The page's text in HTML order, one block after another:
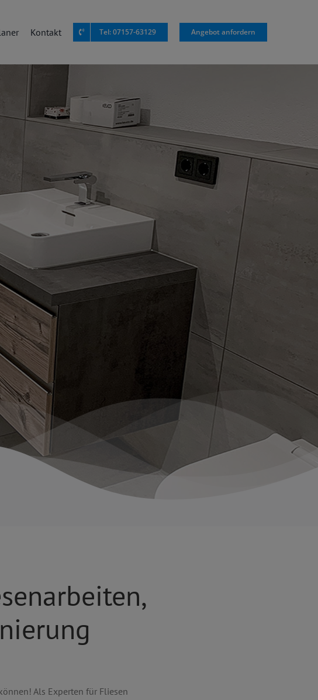
Kontakt Tel: 07157-63129 Angebot anfordern
Als Experten für Fliesen